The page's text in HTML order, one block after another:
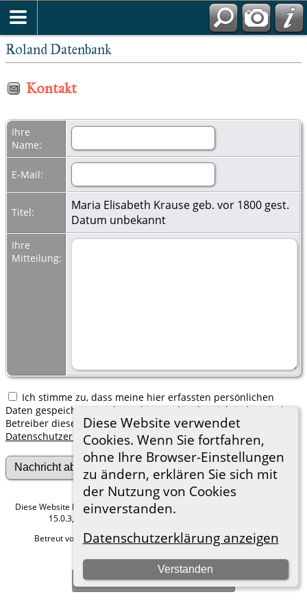
Roland Datenbank
Diese Website verwendet
Cookies. Wenn Sie fortfahren,
ohne Ihre Browser-Einstellungen
zu ändern, erklären Sie sich mit
der Nutzung von Cookies
einverstanden.
Datenschutzerklärung anzeigen
Verstanden
Kontakt
Ihre
Name:
E-Mail:
Titel:
Maria Elisabeth Krause geb. vor 1800 gest.
Datum unbekannt
Ihre
Mitteilung:
Ich stimme zu, dass meine hier erfassten persönlichen
Daten gespeichert werden. Ich verstehe, dass ich jederzeit den
Betreiber dieser Website bitten kann, diese Daten zu löschen.
Datenschutzerklärung
Diese Website läuft mitThe Next Generation of Genealogy Sitebuilding
15.0.3, programmiert von Darrin Lythgoe © 2001-2026.
Betreut von
Roland zu Dortmund e.V.. |Datenschutzerklärung.
Hier geht es zum Impressum
Zur Desktop-Webseite wechseln